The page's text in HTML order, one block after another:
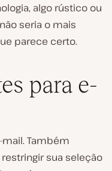
algo rústico ou
seria o mais
parece certo.
para e-
Também
sua seleção